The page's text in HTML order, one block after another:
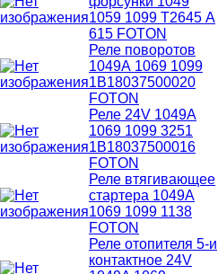
1059 1099 Т2645 А
615 FOTON
Реле поворотов
1049А 1069 1099
1В18037500020
FOTON
Реле 24V 1049A
1069 1099 3251
1В18037500016
FOTON
Реле втягивающее
стартера 1049А
1069 1099 1138
FOTON
Реле отопителя 5-и
контактное 24V